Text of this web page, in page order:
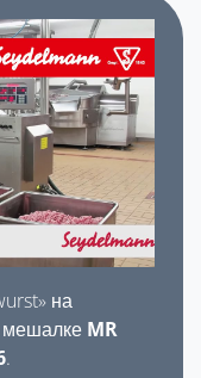
на
мешалке MR
.